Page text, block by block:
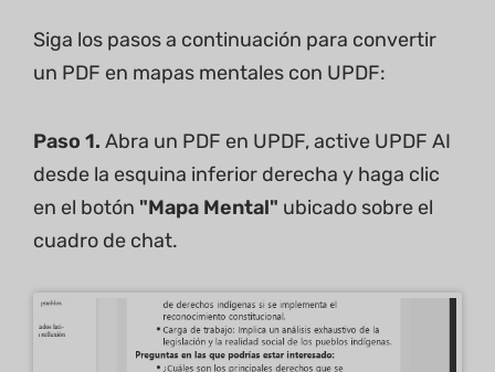
Siga los pasos a continuación para convertir
un PDF en mapas mentales con UPDF:
Paso 1. Abra un PDF en UPDF, active UPDF AI
desde la esquina inferior derecha y haga clic
en el botón "Mapa Mental" ubicado sobre el
cuadro de chat.